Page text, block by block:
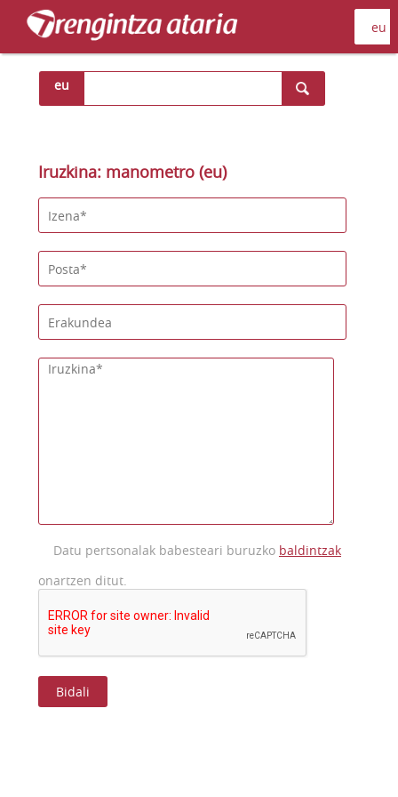
eu
Iruzkina: manometro (eu)
Datu pertsonalak babesteari buruzko baldintzak
onartzen ditut.